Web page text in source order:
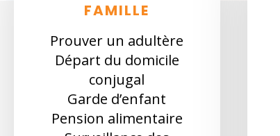
FAMILLE
Prouver un adultère
Départ du domicile
conjugal
Garde d’enfant
Pension alimentaire